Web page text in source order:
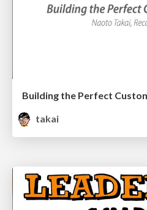
Building the Perfect
takai